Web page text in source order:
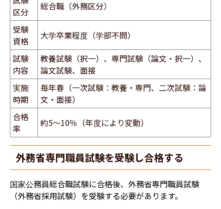
区分
総合職（外務区分）
受験
資格
大学卒業程度（学部不問）
試験
内容
教養試験（択一）、専門試験（論文・択一）、
論文試験、面接
実施
時期
毎年春（一次試験：教養・専門、二次試験：論
文・面接）
合格
率
約5〜10％（年度により変動）​​​​​​​​
外務省専門職員試験を受験し合格する
国家公務員総合職試験に合格後、外務省専門職員試験
（外務省採用試験）を受験する必要があります。